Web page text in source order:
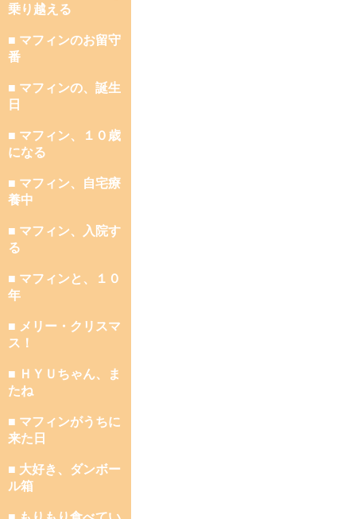
乗り越える
■ マフィンのお留守
番
■ マフィンの、誕生
日
■ マフィン、１０歳
になる
■ マフィン、自宅療
養中
■ マフィン、入院す
る
■ マフィンと、１０
年
■ メリー・クリスマ
ス！
■ ＨＹＵちゃん、ま
たね
■ マフィンがうちに
来た日
■ 大好き、ダンボー
ル箱